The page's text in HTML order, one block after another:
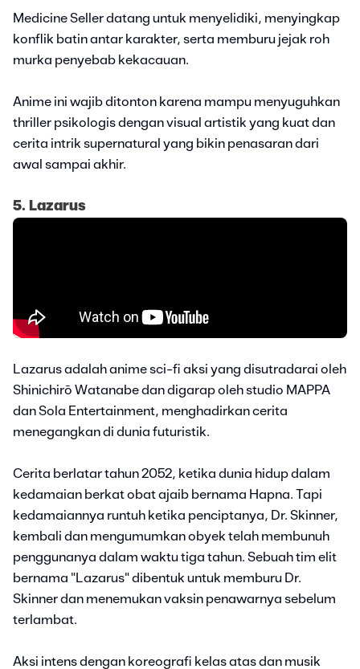
Medicine Seller datang untuk menyelidiki, menyingkap
konflik batin antar karakter, serta memburu jejak roh
murka penyebab kekacauan.
Anime ini wajib ditonton karena mampu menyuguhkan
thriller psikologis dengan visual artistik yang kuat dan
cerita intrik supernatural yang bikin penasaran dari
awal sampai akhir.
5. Lazarus
Lazarus adalah anime sci-fi aksi yang disutradarai oleh
Shinichirō Watanabe dan digarap oleh studio MAPPA
dan Sola Entertainment, menghadirkan cerita
menegangkan di dunia futuristik.
Cerita berlatar tahun 2052, ketika dunia hidup dalam
kedamaian berkat obat ajaib bernama Hapna. Tapi
kedamaiannya runtuh ketika penciptanya, Dr. Skinner,
kembali dan mengumumkan obyek telah membunuh
penggunanya dalam waktu tiga tahun. Sebuah tim elit
bernama "Lazarus" dibentuk untuk memburu Dr.
Skinner dan menemukan vaksin penawarnya sebelum
terlambat.
Aksi intens dengan koreografi kelas atas dan musik